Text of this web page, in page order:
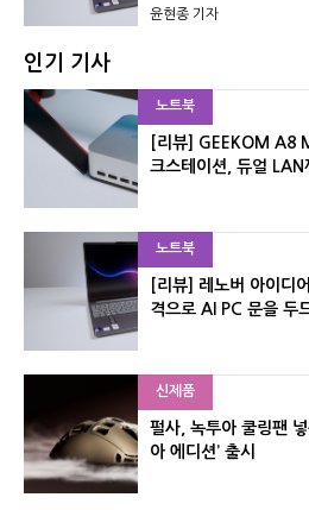
윤현종 기자
인기 기사
노트북
[리뷰] GEEKOM A8
크스테이션, 듀얼
노트북
[리뷰] 레노버 아이디
격으로 AI PC 문을 두
신제품
펄사, 녹투아 쿨링팬
아 에디션’ 출시